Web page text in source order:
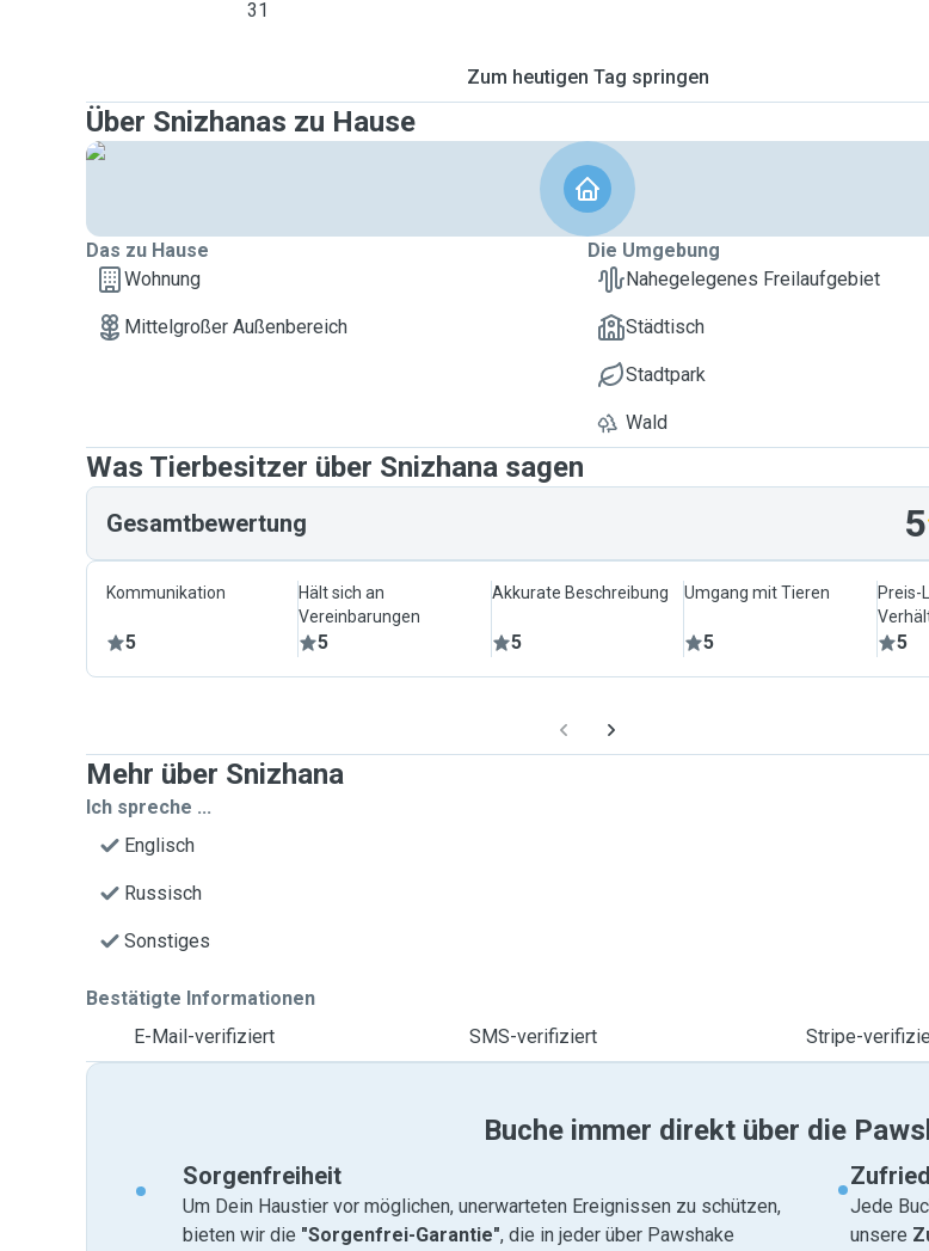
31
Zum heutigen Tag springen
Über Snizhanas zu Hause
Das zu Hause
Wohnung
Mittelgroßer Außenbereich
Die Umgebung
Nahegelegenes Freilaufgebiet
Städtisch
Stadtpark
Wald
Was Tierbesitzer über Snizhana sagen
Gesamtbewertung 5
Kommunikation
5
Hält sich an
Vereinbarungen
5
Akkurate Beschreibung
5
Umgang mit Tieren
5
Preis-
5
Mehr über Snizhana
Ich spreche ...
Englisch
Russisch
Sonstiges
Bestätigte Informationen
E-Mail-verifiziert
SMS-verifiziert Stripe-
Buche immer direkt über die
Sorgenfreiheit
Um Dein Haustier vor möglichen, unerwarteten Ereignissen zu schützen,
bieten wir die "Sorgenfrei-Garantie", die in jeder über Pawshake
Jede
unsere